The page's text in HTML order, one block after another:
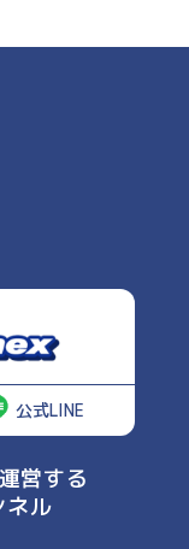
公式LINE
営する
ネル